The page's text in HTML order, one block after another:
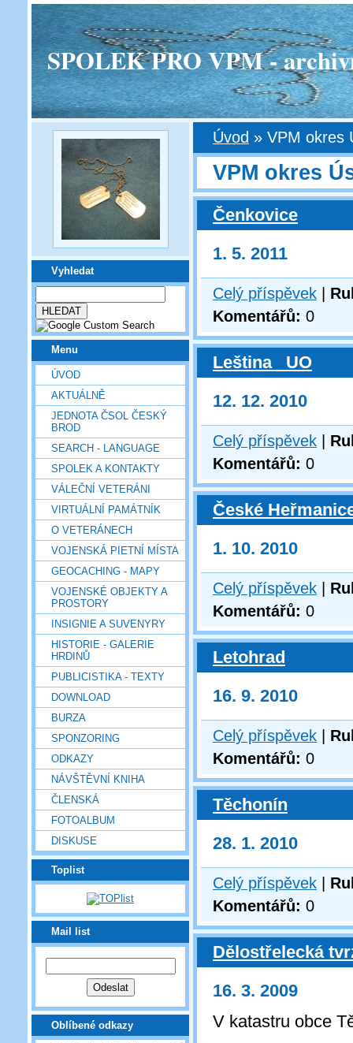
SPOLEK PRO VPM -
Vyhledat
Menu
ÚVOD
AKTUÁLNĚ
JEDNOTA ČSOL ČESKÝ
BROD
SEARCH - LANGUAGE
SPOLEK A KONTAKTY
VÁLEČNÍ VETERÁNI
VIRTUÁLNÍ PAMÁTNÍK
O VETERÁNECH
VOJENSKÁ PIETNÍ MÍSTA
GEOCACHING - MAPY
VOJENSKÉ OBJEKTY A
PROSTORY
INSIGNIE A SUVENYRY
HISTORIE - GALERIE
HRDINŮ
PUBLICISTIKA - TEXTY
DOWNLOAD
BURZA
SPONZORING
ODKAZY
NÁVŠTĚVNÍ KNIHA
ČLENSKÁ
FOTOALBUM
DISKUSE
Toplist
Mail list
Oblíbené odkazy
Úvod » VPM okres
VPM okres
Čenkovice
1. 5. 2011
Celý příspěvek
Komentářů: 0
Leština _UO
12. 12. 2010
Celý příspěvek
Komentářů: 0
České
1. 10. 2010
Celý příspěvek
Komentářů: 0
Letohrad
16. 9. 2010
Celý příspěvek
Komentářů: 0
Těchonín
28. 1. 2010
Celý příspěvek
Komentářů: 0
Dělostřelecká
16. 3. 2009
V katastru obce